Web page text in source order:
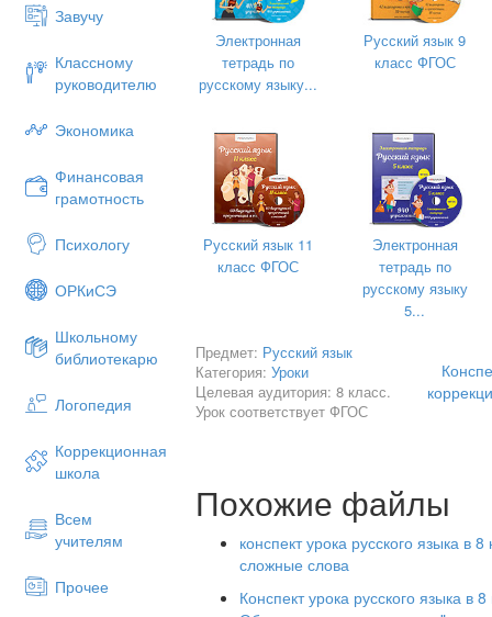
Завучу
Классному
руководителю
Экономика
Финансовая
грамотность
Психологу
ОРКиСЭ
Школьному
библиотекарю
Логопедия
Коррекционная
школа
Всем
учителям
Прочее
Электронная
тетрадь по
русскому языку...
Русский язык 9
класс ФГОС
Русский язык 11
класс ФГОС
Электронная
тетрадь по
русскому языку
5...
Предмет: Русский язык
Категория:Уроки
Целевая аудитория: 8 класс.
Урок соответствует ФГОС
Похожие файлы
конспект урока русского языка в
сложные слова
Конспект урока русского языка в